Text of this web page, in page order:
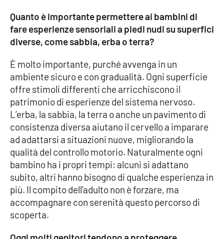
PROGETTI
SPECIALI
Buona Sanità Calabria
LA
CALABRIAVISIONE
Destinazioni
Eventi
Food
Storie
LAC
NETWORK
Quanto è importante permettere ai bambini di
fare esperienze sensoriali a piedi nudi su superfici
diverse, come sabbia, erba o terra?
È molto importante, purché avvenga in un
ambiente sicuro e con gradualità. Ogni superficie
offre stimoli differenti che arricchiscono il
patrimonio di esperienze del sistema nervoso.
L’erba, la sabbia, la terra o anche un pavimento di
consistenza diversa aiutano il cervello a imparare
ad adattarsi a situazioni nuove, migliorando la
qualità del controllo motorio. Naturalmente ogni
bambino ha i propri tempi: alcuni si adattano
subito, altri hanno bisogno di qualche esperienza in
più. Il compito dell’adulto non è forzare, ma
accompagnare con serenità questo percorso di
scoperta.